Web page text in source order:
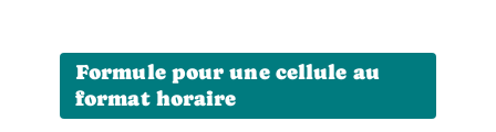
Formule pour une cellule au
format horaire